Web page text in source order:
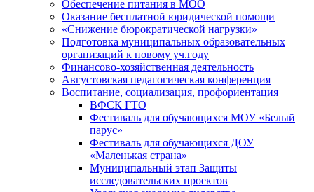
Обеспечение питания в МОО
Оказание бесплатной юридической помощи
«Снижение бюрократической нагрузки»
Подготовка муниципальных образовательных
организаций к новому уч.году
Финансово-хозяйственная деятельность
Августовская педагогическая конференция
Воспитание, социализация, профориентация
ВФСК ГТО
Фестиваль для обучающихся МОУ «Белый
парус»
Фестиваль для обучающихся ДОУ
«Маленькая страна»
Муниципальный этап Защиты
исследовательских проектов